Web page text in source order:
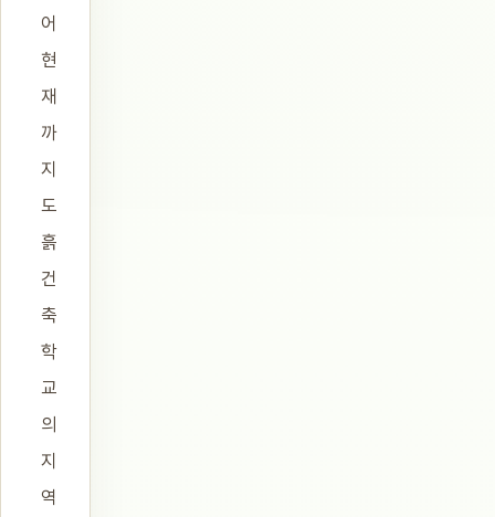
어
현
재
까
지
도
흙
건
축
학
교
의
지
역